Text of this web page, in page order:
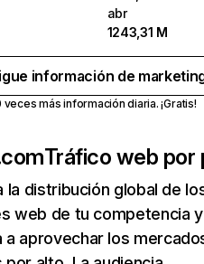
abr
1243,31 M
información de
veces más información diaria. ¡Gratis!
Tráfico web por
la distribución global de
web de tu competencia y
a aprovechar los